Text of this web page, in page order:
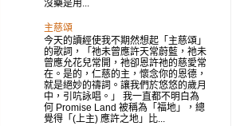
沒藥是用...
主慈頌
今天的讀經使我不期然想起「主慈頌」
的歌詞，「祂未曾應許天常蔚藍，祂未
曾應允花兒常開，祂卻恩許祂的慈愛常
在。是的，仁慈的主，懷念你的恩德，
就是絕妙的禱詞。讓我們於悠悠的歲月
中，引吭詠唱。」 我一直都不明白為
何 Promise Land 被稱為「福地」，總
覺得「(上主) 應許之地」比...